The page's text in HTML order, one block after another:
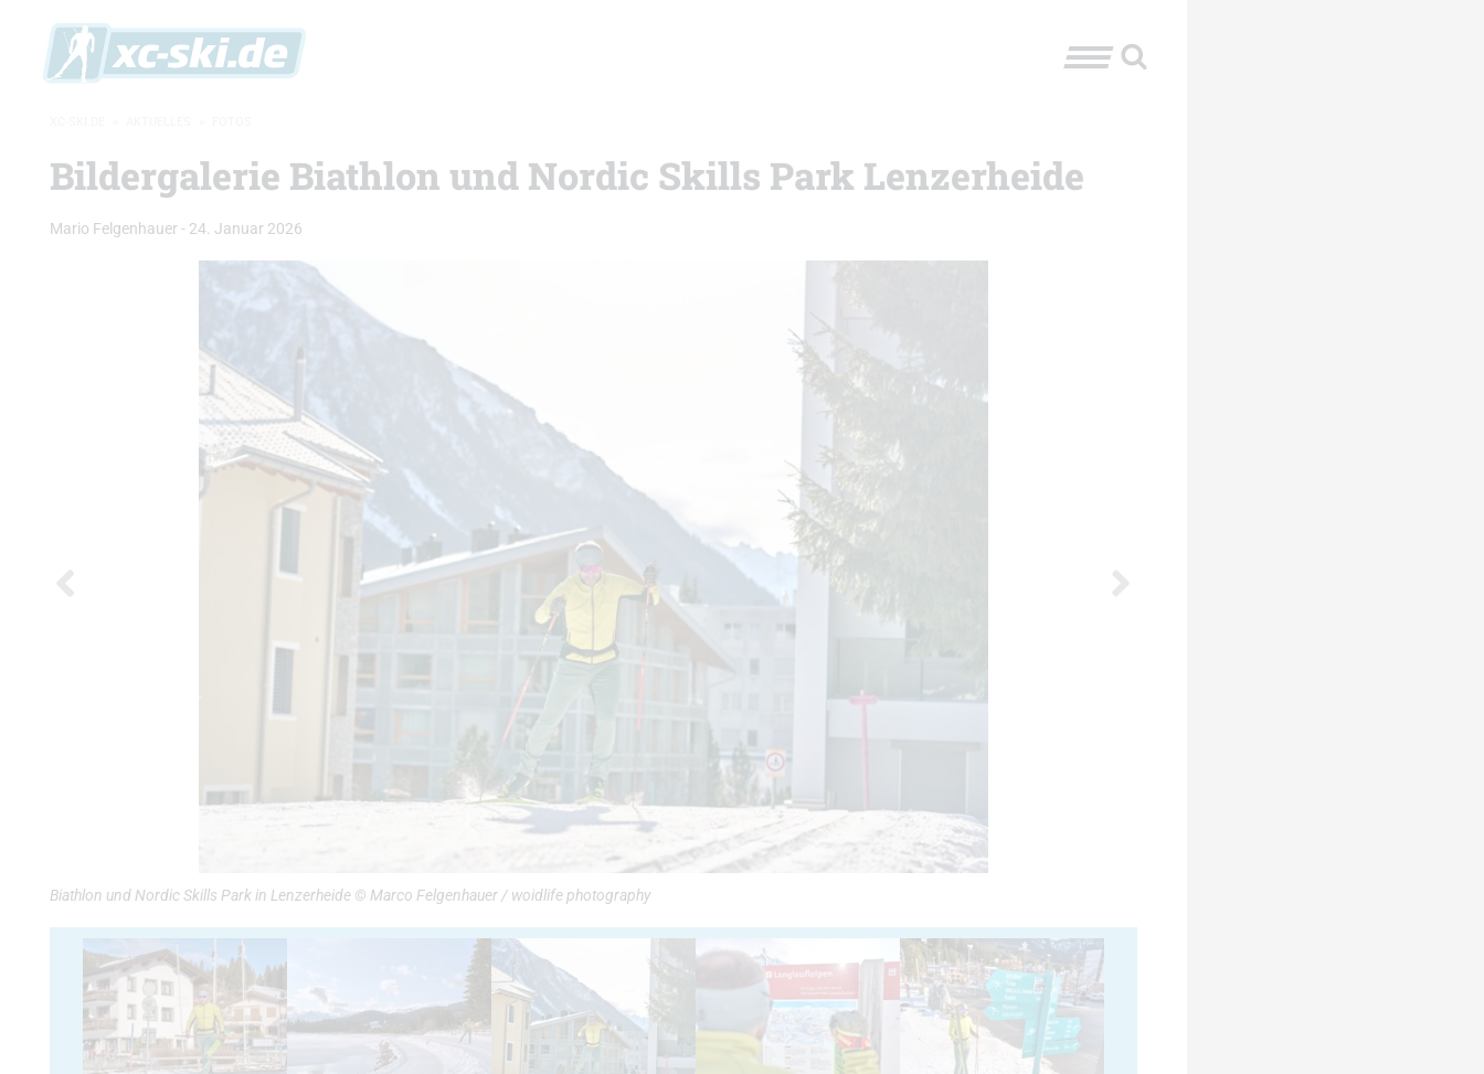
Bildergalerie Biathlon und Nordic Skills Park Lenzerheide
Mario Felgenhauer - 24. Januar 2026
Biathlon und Nordic Skills Park in Lenzerheide © Marco Felgenhauer / woidlife photography